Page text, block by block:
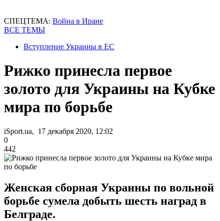
СПЕЦТЕМА: Война в Иране
ВСЕ ТЕМЫ
Вступление Украины в ЕС
Рижко принесла первое
золото для Украины на Кубке
мира по борьбе
iSport.ua, 17 декабря 2020, 12:02
0
442
Женская сборная Украины по вольной
борьбе сумела добыть шесть наград в
Белграде.